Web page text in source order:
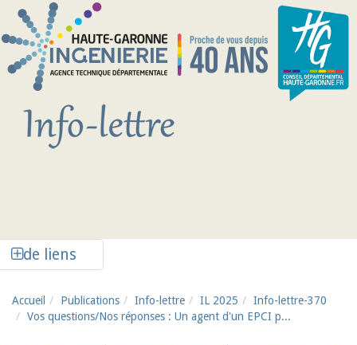
Aller au contenu principal
de liens
Accueil Publications Info-lettre IL 2025
Info-lettre-370
Vos questions/Nos réponses : Un agent d'un EPCI p...